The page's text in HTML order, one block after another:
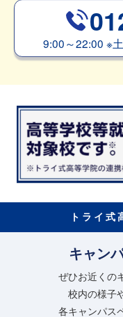
9:00～22:00 ※
トライ式
キャン
ぜひお近くの
校内の様子
各キャンパス